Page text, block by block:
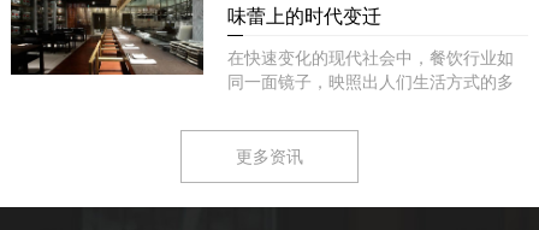
味蕾上的时代变迁
在快速变化的现代社会中，餐饮行业如
同一面镜子，映照出人们生活方式的多
更多资讯